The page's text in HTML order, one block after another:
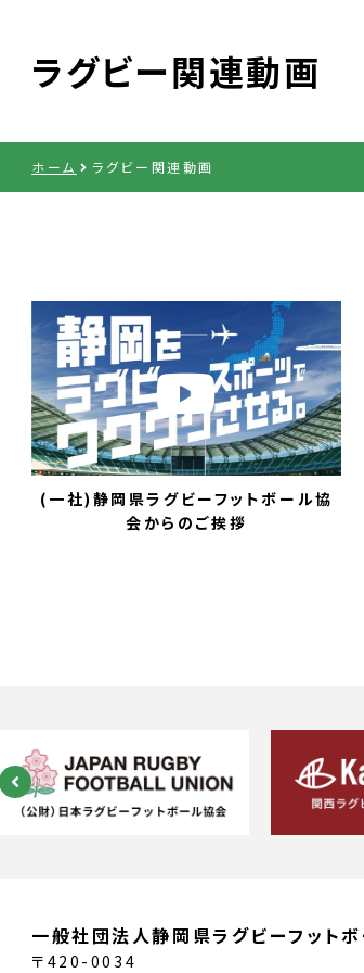
ラグビー関連動画
ホーム ラグビー関連動画
(一社)静岡県ラグビーフットボール協
会からのご挨拶
一般社団法人静岡県ラグビーフット
〒420-0034